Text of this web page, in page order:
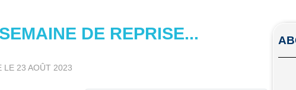
DE REPRISE...
LE 23 AOÛT 2023